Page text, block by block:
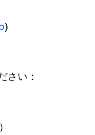
)
さい：